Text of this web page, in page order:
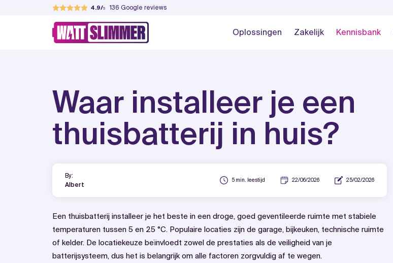
4.9 136 Google reviews
WattSlimmer
Jouw partner in verduurzamen Oplossingen Zakelijk Kennisbank
Waar installeer je een
thuisbatterij in huis?
By:
Albert
5 min. leestijd 22/06/2026 25/02/2026
Een thuisbatterij installeer je het beste in een droge, goed geventileerde ruimte met stabiele
temperaturen tussen 5 en 25 °C. Populaire locaties zijn de garage, bijkeuken, technische ruimte
of kelder. De locatiekeuze beïnvloedt zowel de prestaties als de veiligheid van je
batterijsysteem, dus het is belangrijk om alle factoren zorgvuldig af te wegen.